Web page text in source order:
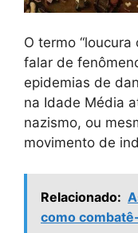
O termo
falar de
epidemias de
na Idade Média
nazismo, ou
movimento de
Relacionado:
como